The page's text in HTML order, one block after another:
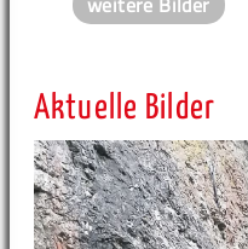
Aktuelle Bilder